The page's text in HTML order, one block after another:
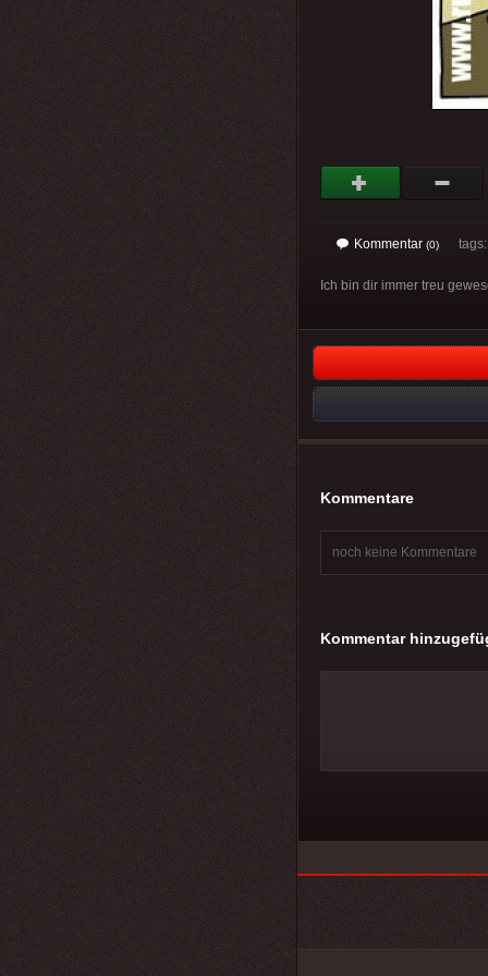
Kommentar (0) tags:
Ich bin dir immer treu
Kommentare
noch keine Kommentare
Kommentar